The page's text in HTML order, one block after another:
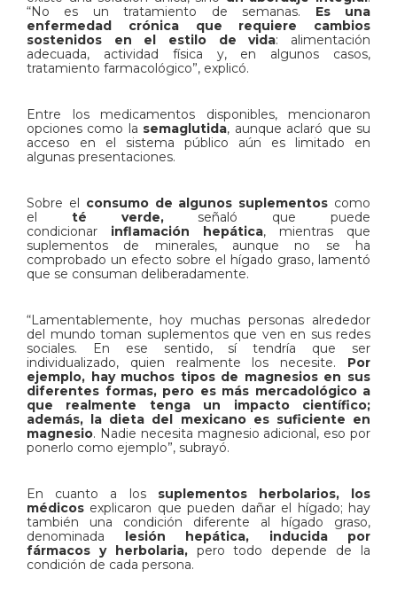
“No es un tratamiento de semanas. Es una
enfermedad crónica que requiere cambios
sostenidos en el estilo de vida: alimentación
adecuada, actividad física y, en algunos casos,
tratamiento farmacológico”, explicó.
Entre los medicamentos disponibles, mencionaron
opciones como la semaglutida, aunque aclaró que su
acceso en el sistema público aún es limitado en
algunas presentaciones.
Sobre el consumo de algunos suplementos como
el té verde,señaló que puede
condicionar inflamación hepática, mientras que
suplementos de minerales, aunque no se ha
comprobado un efecto sobre el hígado graso, lamentó
que se consuman deliberadamente.
“Lamentablemente, hoy muchas personas alrededor
del mundo toman suplementos que ven en sus redes
sociales. En ese sentido, sí tendría que ser
individualizado, quien realmente los necesite. Por
ejemplo, hay muchos tipos de magnesios en sus
diferentes formas, pero es más mercadológico a
que realmente tenga un impacto científico;
además, la dieta del mexicano es suficiente en
magnesio. Nadie necesita magnesio adicional, eso por
ponerlo como ejemplo”, subrayó.
En cuanto a los suplementos herbolarios, los
médicos explicaron que pueden dañar el hígado; hay
también una condición diferente al hígado graso,
denominada lesión hepática, inducida por
fármacos y herbolaria,pero todo depende de la
condición de cada persona.